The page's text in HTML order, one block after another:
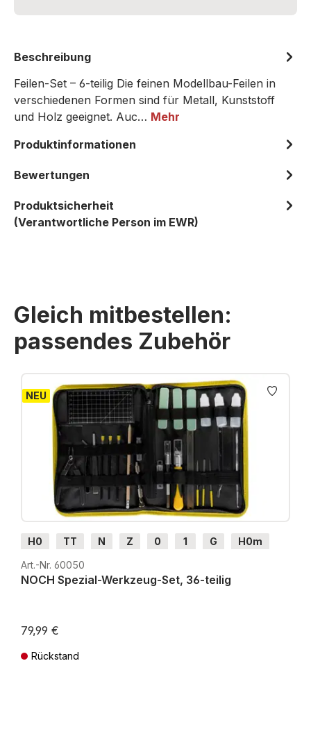
Beschreibung
Feilen-Set – 6-teilig Die feinen Modellbau-Feilen in
verschiedenen Formen sind für Metall, Kunststoff
und Holz geeignet. Auc… Mehr
Produktinformationen
Bewertungen
Produktsicherheit
(Verantwortliche Person im EWR)
Gleich mitbestellen:
passendes Zubehör
Produktgalerie überspringen
NEU
H0 TT N Z 0 1 G
H0m
H0e
Art.-Nr. 60050
NOCH Spezial-Werkzeug-Set, 36-teilig
79,99 €
Rückstand